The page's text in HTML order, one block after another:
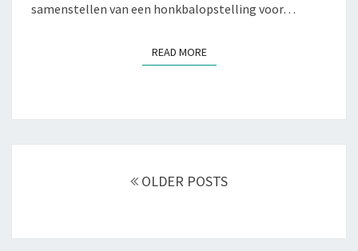
samenstellen van een honkbalopstelling voor…
READ MOREREAD MORE
OLDER POSTS